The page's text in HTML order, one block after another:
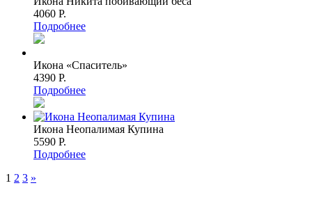
4060 P.
Подробнее
Икона «Спаситель»
4390 P.
Подробнее
Икона Неопалимая Купина
5590 P.
Подробнее
1 2 3 »